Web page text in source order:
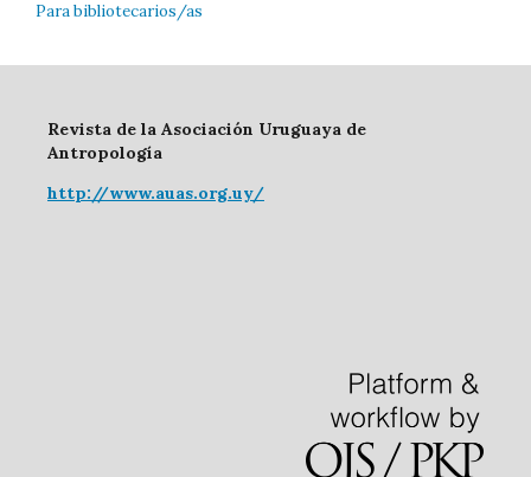
Para bibliotecarios/as
Revista de la Asociación Uruguaya de
Antropología
http://www.auas.org.uy/